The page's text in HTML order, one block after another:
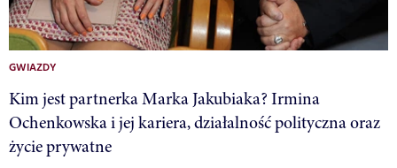
GWIAZDY
Kim jest partnerka Marka Jakubiaka? Irmina
Ochenkowska i jej kariera, działalność polityczna oraz
życie prywatne